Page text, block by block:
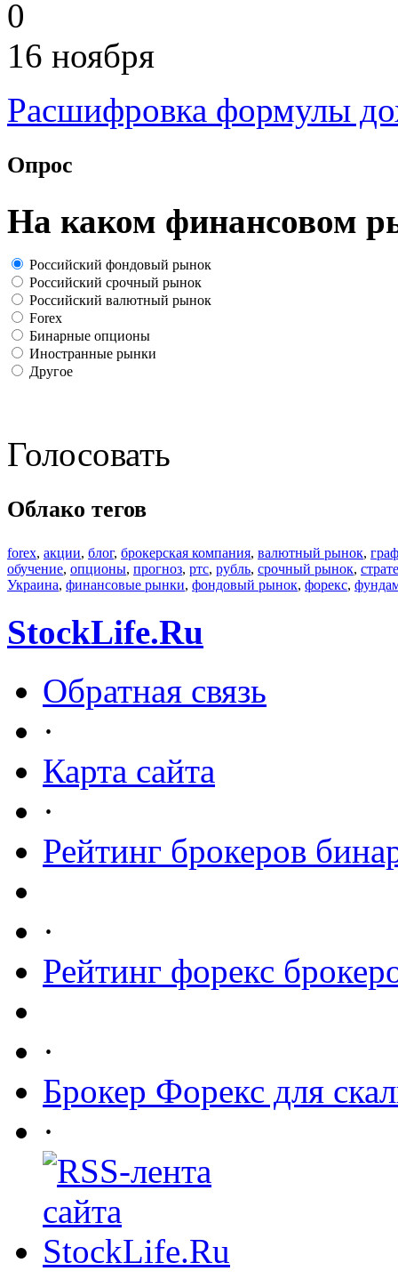
0
16 ноября
Расшифровка формулы
Опрос
На каком финансовом
Российский фондовый рынок
Российский срочный рынок
Российский валютный рынок
Forex
Бинарные опционы
Иностранные рынки
Другое
Голосовать
Облако тегов
forex, акции, блог, брокерская компания, валютный рынок,
обучение, опционы, прогноз, ртс, рубль, срочный рынок,
Украина, финансовые рынки, фондовый рынок, форекс,
StockLife.Ru
Обратная связь
·
Карта сайта
·
Рейтинг брокеров
·
Рейтинг форекс
·
Брокер Форекс для
·